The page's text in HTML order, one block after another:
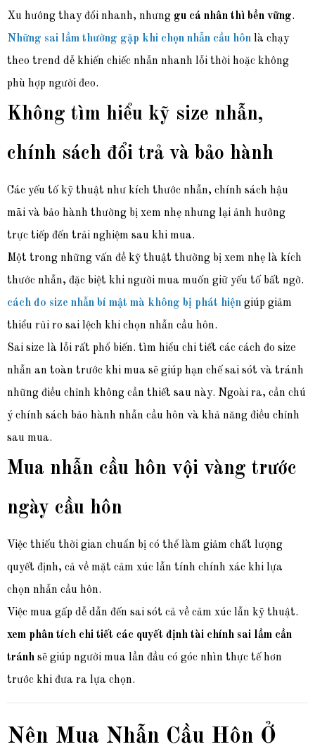
Xu hướng thay đổi nhanh, nhưng gu cá nhân thì bền vững.
Những sai lầm thường gặp khi chọn nhẫn cầu hôn là chạy
theo trend dễ khiến chiếc nhẫn nhanh lỗi thời hoặc không
phù hợp người đeo.
Không tìm hiểu kỹ size nhẫn,
chính sách đổi trả và bảo hành
Các yếu tố kỹ thuật như kích thước nhẫn, chính sách hậu
mãi và bảo hành thường bị xem nhẹ nhưng lại ảnh hưởng
trực tiếp đến trải nghiệm sau khi mua.
Một trong những vấn đề kỹ thuật thường bị xem nhẹ là kích
thước nhẫn, đặc biệt khi người mua muốn giữ yếu tố bất ngờ.
cách đo size nhẫn bí mật mà không bị phát hiện giúp giảm
thiểu rủi ro sai lệch khi chọn nhẫn cầu hôn.
Sai size là lỗi rất phổ biến. tìm hiểu chi tiết các cách đo size
nhẫn an toàn trước khi mua sẽ giúp hạn chế sai sót và tránh
những điều chỉnh không cần thiết sau này. Ngoài ra, cần chú
ý chính sách bảo hành nhẫn cầu hôn và khả năng điều chỉnh
sau mua.
Mua nhẫn cầu hôn vội vàng trước
ngày cầu hôn
Việc thiếu thời gian chuẩn bị có thể làm giảm chất lượng
quyết định, cả về mặt cảm xúc lẫn tính chính xác khi lựa
chọn nhẫn cầu hôn.
Việc mua gấp dễ dẫn đến sai sót cả về cảm xúc lẫn kỹ thuật.
xem phân tích chi tiết các quyết định tài chính sai lầm cần
tránh sẽ giúp người mua lần đầu có góc nhìn thực tế hơn
trước khi đưa ra lựa chọn.
Nên Mua Nhẫn Cầu Hôn Ở